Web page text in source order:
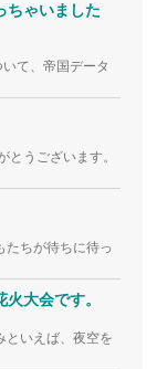
ちゃいました
て、帝国データ
とうございます。
たちが待ちに待っ
大会です。
といえば、夜空を